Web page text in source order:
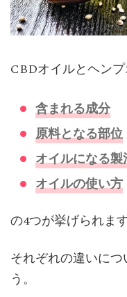
CBDオイルとヘン
含まれる成分
原料となる部位
オイルになる製
オイルの使い方
の4つが挙げられます
それぞれの違いに
う。